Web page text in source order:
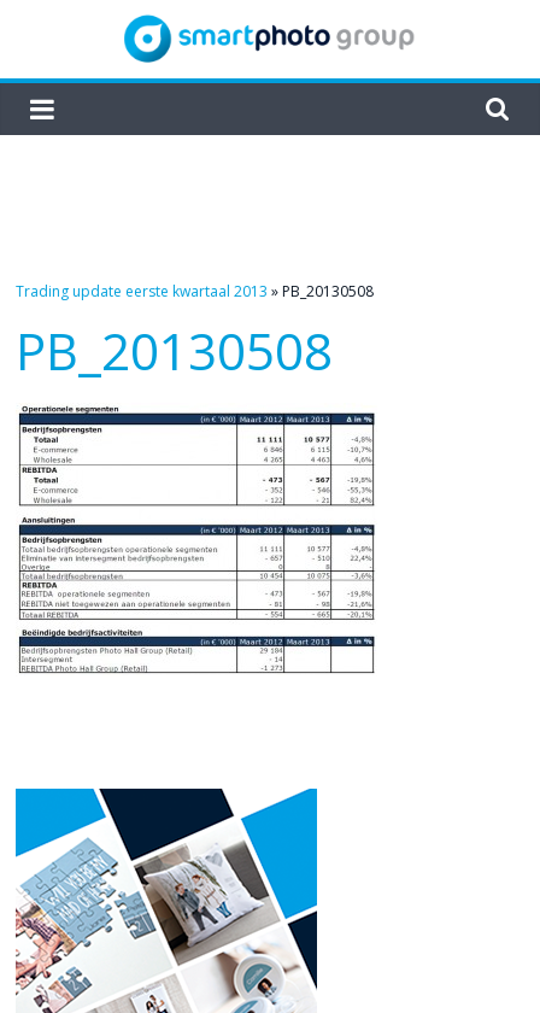
content
smartphoto
Trading update eerste kwartaal 2013 » PB_20130508
PB_20130508